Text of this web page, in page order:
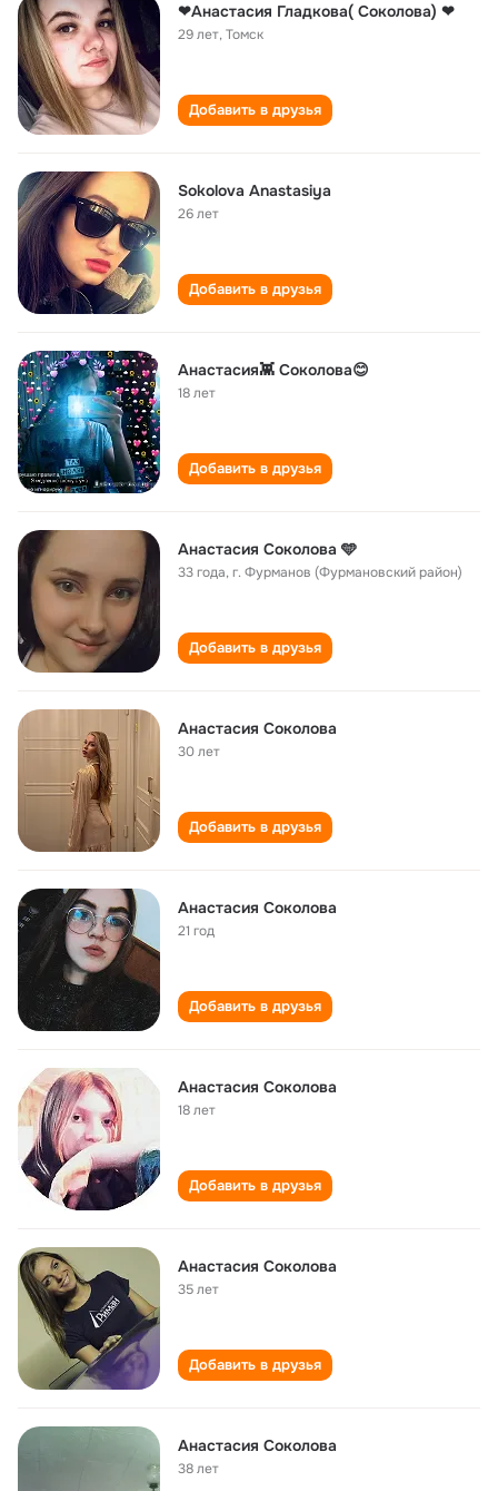
❤Анастасия Гладкова( Соколова) ❤
29 лет,Томск
Добавить в друзья
Sokolova Anastasiya
26 лет
Добавить в друзья
Анастасия👾 Соколова😊
18 лет
Добавить в друзья
Анастасия Соколова 🩵
33 года,г. Фурманов (Фурмановский район)
Добавить в друзья
Анастасия Соколова
30 лет
Добавить в друзья
Анастасия Соколова
21 год
Добавить в друзья
Анастасия Соколова
18 лет
Добавить в друзья
Анастасия Соколова
35 лет
Добавить в друзья
Анастасия Соколова
38 лет